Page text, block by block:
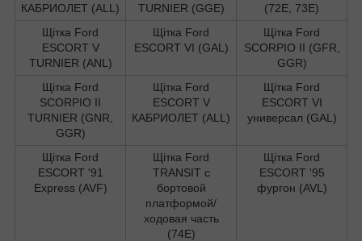
КАБРИОЛЕТ (ALL)
TURNIER (GGE)
(72E, 73E)
Щітка Ford
ESCORT V
TURNIER (ANL)
Щітка Ford
ESCORT VI (GAL)
Щітка Ford
SCORPIO II (GFR,
GGR)
Щітка Ford
SCORPIO II
TURNIER (GNR,
GGR)
Щітка Ford
ESCORT V
КАБРИОЛЕТ (ALL)
Щітка Ford
ESCORT VI
универсал (GAL)
Щітка Ford
ESCORT '91
Express (AVF)
Щітка Ford
TRANSIT c
бортовой
платформой/
ходовая часть
(74E)
Щітка Ford
ESCORT '95
фургон (AVL)